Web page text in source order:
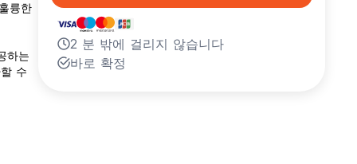
륭한
하는
수
2 분 밖에 걸리지 않습니다
바로 확정